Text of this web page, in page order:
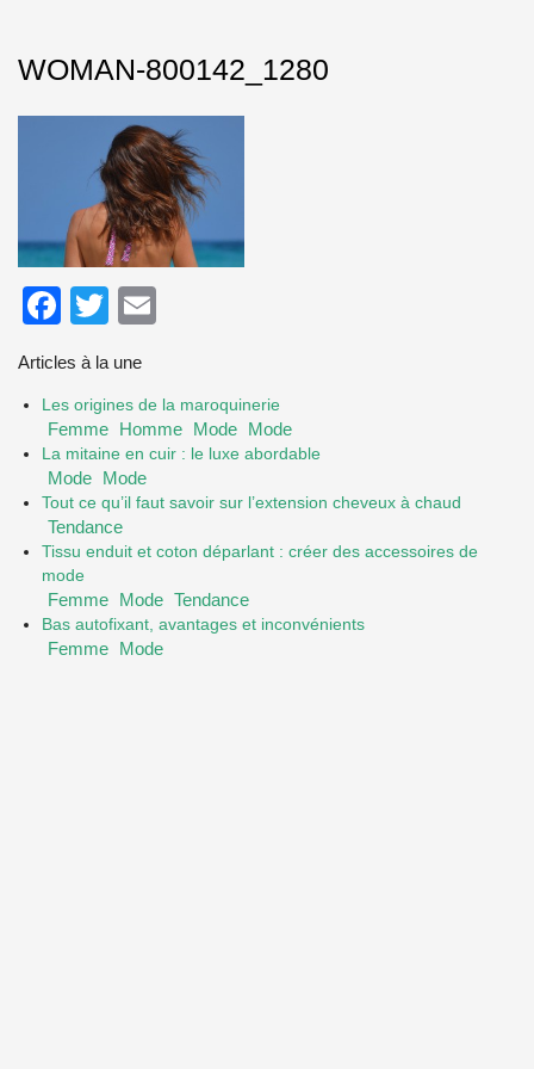
WOMAN-800142_1280
Facebook
Twitter
Articles à la une
Les origines de la maroquinerie
Femme Homme Mode Mode
La mitaine en cuir : le luxe abordable
Mode Mode
Tout ce qu’il faut savoir sur l’extension cheveux à chaud
Tendance
Tissu enduit et coton déparlant : créer des accessoires de
mode
Femme Mode Tendance
Bas autofixant, avantages et inconvénients
Femme Mode